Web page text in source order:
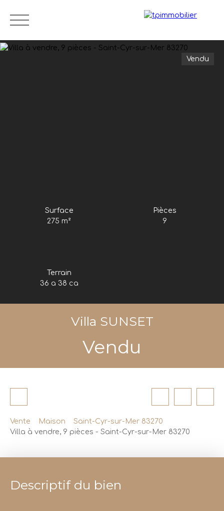
Vendu
Surface
275m²
Pièces
9
Terrain
36 a 38 ca
Villa SUNSET
Vendu
Vente Maison
Saint-Cyr-sur-Mer 83270
Villa à vendre, 9 pièces - Saint-Cyr-sur-Mer 83270
Descriptif du bien